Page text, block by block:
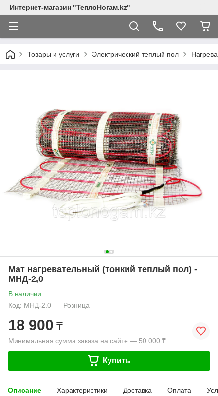
Интернет-магазин "ТеплоНогам.kz"
Товары и услуги Электрический теплый пол
Мат нагревательный (тонкий теплый пол) -
МНД-2,0
В наличии
Код: МНД-2.0
Розница
18 900 ₸
Минимальная сумма заказа на сайте — 50 000 ₸
Купить
Описание Характеристики Доставка Оплата